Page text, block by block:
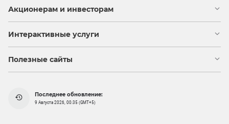
Акционерам и инвесторам
Интерактивные услуги
Полезные сайты
Последнее обновление:
9 Августа 2026, 00:35 (GMT+5)